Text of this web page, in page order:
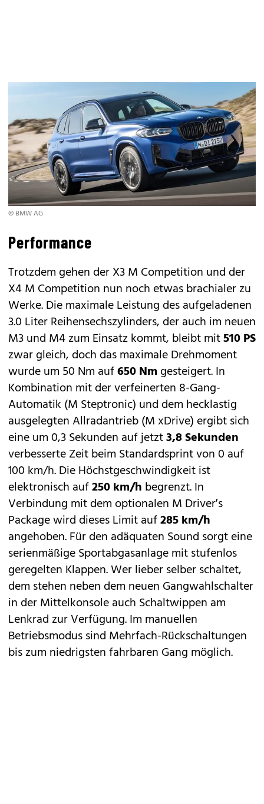
© BMW AG
Performance
Trotzdem gehen der X3 M Competition und der
X4 M Competition nun noch etwas brachialer zu
Werke. Die maximale Leistung des aufgeladenen
3.0 Liter Reihensechszylinders, der auch im neuen
M3 und M4zum Einsatz kommt, bleibt mit510 PS
zwar gleich, doch das maximale Drehmoment
wurde um 50 Nm auf650 Nmgesteigert. In
Kombination mit der verfeinerten 8-Gang-
Automatik (M Steptronic) und dem hecklastig
ausgelegten Allradantrieb (M xDrive) ergibt sich
eine um 0,3 Sekunden auf jetzt3,8 Sekunden
verbesserte Zeit beim Standardsprint von 0 auf
100 km/h. Die Höchstgeschwindigkeit ist
elektronisch auf250 km/h begrenzt. In
Verbindung mit dem optionalen M Driver’s
Package wird dieses Limit auf285 km/h
angehoben. Für den adäquaten Sound sorgt eine
serienmäßige Sportabgasanlage mit stufenlos
geregelten Klappen. Wer lieber selber schaltet,
dem stehen neben dem neuen Gangwahlschalter
in der Mittelkonsole auch Schaltwippen am
Lenkrad zur Verfügung. Im manuellen
Betriebsmodus sind Mehrfach-Rückschaltungen
bis zum niedrigsten fahrbaren Gang möglich.